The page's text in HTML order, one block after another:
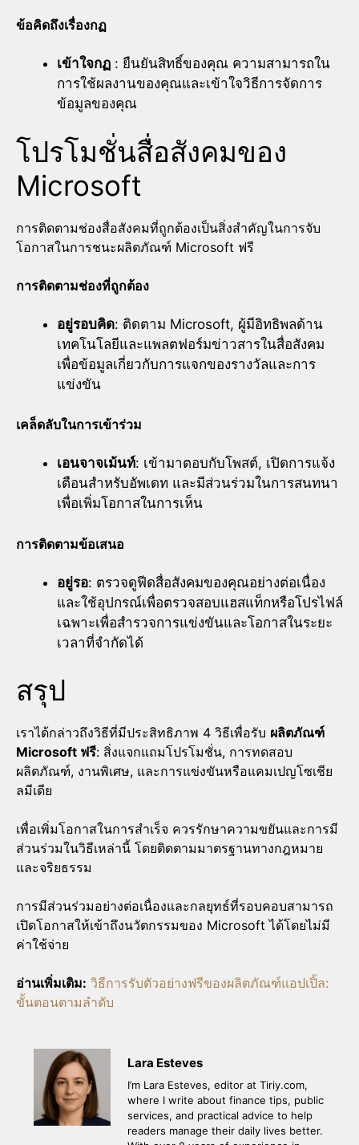
ข้อคิดถึงเรื่องกฏ
เข้าใจกฏ : ยืนยันสิทธิ์ของคุณ ความสามารถใน
การใช้ผลงานของคุณและเข้าใจวิธีการจัดการ
ข้อมูลของคุณ
โปรโมชั่นสื่อสังคมของ
Microsoft
การติดตามช่องสื่อสังคมที่ถูกต้องเป็นสิ่งสำคัญในการจับ
โอกาสในการชนะผลิตภัณฑ์ Microsoft ฟรี
การติดตามช่องที่ถูกต้อง
อยู่รอบคิด: ติดตาม Microsoft, ผู้มีอิทธิพลด้าน
เทคโนโลยีและแพลตฟอร์มข่าวสารในสื่อสังคม
เพื่อข้อมูลเกี่ยวกับการแจกของรางวัลและการ
แข่งขัน
เคล็ดลับในการเข้าร่วม
เอนจาจเม้นท์: เข้ามาตอบกับโพสต์, เปิดการแจ้ง
เตือนสำหรับอัพเดท และมีส่วนร่วมในการสนทนา
เพื่อเพิ่มโอกาสในการเห็น
การติดตามข้อเสนอ
อยู่รอ: ตรวจดูฟีดสื่อสังคมของคุณอย่างต่อเนื่อง
และใช้อุปกรณ์เพื่อตรวจสอบแฮสแท็กหรือโปรไฟล์
เฉพาะเพื่อสำรวจการแข่งขันและโอกาสในระยะ
เวลาที่จำกัดได้
สรุป
เราได้กล่าวถึงวิธีที่มีประสิทธิภาพ 4 วิธีเพื่อรับ ผลิตภัณฑ์
Microsoft ฟรี: สิ่งแจกแถมโปรโมชั่น, การทดสอบ
ผลิตภัณฑ์, งานพิเศษ, และการแข่งขันหรือแคมเปญโซเชีย
ลมีเดีย
เพื่อเพิ่มโอกาสในการสำเร็จ ควรรักษาความขยันและการมี
ส่วนร่วมในวิธีเหล่านี้ โดยติดตามมาตรฐานทางกฎหมาย
และจริยธรรม
การมีส่วนร่วมอย่างต่อเนื่องและกลยุทธ์ที่รอบคอบสามารถ
เปิดโอกาสให้เข้าถึงนวัตกรรมของ Microsoft ได้โดยไม่มี
ค่าใช้จ่าย
อ่านเพิ่มเติม: วิธีการรับตัวอย่างฟรีของผลิตภัณฑ์แอปเปิ้ล:
ขั้นตอนตามลำดับ
Lara Esteves
I’m Lara Esteves, editor at Tiriy.com,
where I write about finance tips, public
services, and practical advice to help
readers manage their daily lives better.